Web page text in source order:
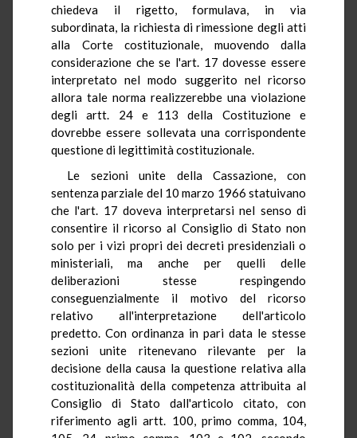
chiedeva il rigetto, formulava, in via
subordinata, la richiesta di rimessione degli atti
alla Corte costituzionale, muovendo dalla
considerazione che se l'art. 17 dovesse essere
interpretato nel modo suggerito nel ricorso
allora tale norma realizzerebbe una violazione
degli artt. 24 e 113 della Costituzione e
dovrebbe essere sollevata una corrispondente
questione di legittimità costituzionale.
Le sezioni unite della Cassazione, con
sentenza parziale del 10 marzo 1966 statuivano
che l'art. 17 doveva interpretarsi nel senso di
consentire il ricorso al Consiglio di Stato non
solo per i vizi propri dei decreti presidenziali o
ministeriali, ma anche per quelli delle
deliberazioni stesse respingendo
conseguenzialmente il motivo del ricorso
relativo all'interpretazione dell'articolo
predetto. Con ordinanza in pari data le stesse
sezioni unite ritenevano rilevante per la
decisione della causa la questione relativa alla
costituzionalità della competenza attribuita al
Consiglio di Stato dall'articolo citato, con
riferimento agli artt. 100, primo comma, 104,